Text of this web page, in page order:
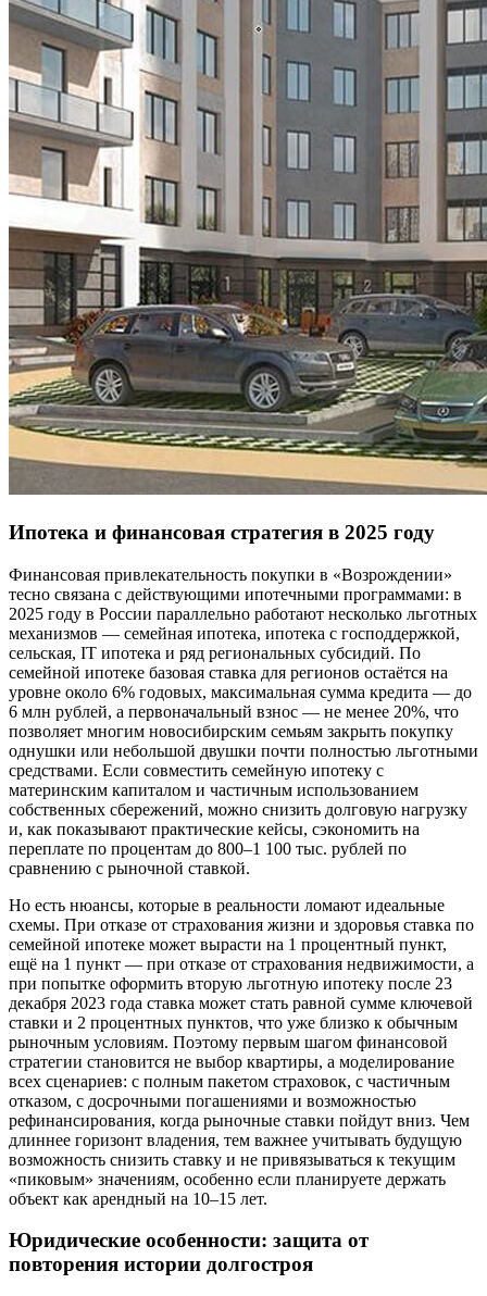
Ипотека и финансовая стратегия в 2025 году
Финансовая привлекательность покупки в «Возрождении»
тесно связана с действующими ипотечными программами: в
2025 году в России параллельно работают несколько льготных
механизмов — семейная ипотека, ипотека с господдержкой,
сельская, IT ипотека и ряд региональных субсидий. По
семейной ипотеке базовая ставка для регионов остаётся на
уровне около 6% годовых, максимальная сумма кредита — до
6 млн рублей, а первоначальный взнос — не менее 20%, что
позволяет многим новосибирским семьям закрыть покупку
однушки или небольшой двушки почти полностью льготными
средствами. Если совместить семейную ипотеку с
материнским капиталом и частичным использованием
собственных сбережений, можно снизить долговую нагрузку
и, как показывают практические кейсы, сэкономить на
переплате по процентам до 800–1 100 тыс. рублей по
сравнению с рыночной ставкой.
Но есть нюансы, которые в реальности ломают идеальные
схемы. При отказе от страхования жизни и здоровья ставка по
семейной ипотеке может вырасти на 1 процентный пункт,
ещё на 1 пункт — при отказе от страхования недвижимости, а
при попытке оформить вторую льготную ипотеку после 23
декабря 2023 года ставка может стать равной сумме ключевой
ставки и 2 процентных пунктов, что уже близко к обычным
рыночным условиям. Поэтому первым шагом финансовой
стратегии становится не выбор квартиры, а моделирование
всех сценариев: с полным пакетом страховок, с частичным
отказом, с досрочными погашениями и возможностью
рефинансирования, когда рыночные ставки пойдут вниз. Чем
длиннее горизонт владения, тем важнее учитывать будущую
возможность снизить ставку и не привязываться к текущим
«пиковым» значениям, особенно если планируете держать
объект как арендный на 10–15 лет.
Юридические особенности: защита от
повторения истории долгостроя